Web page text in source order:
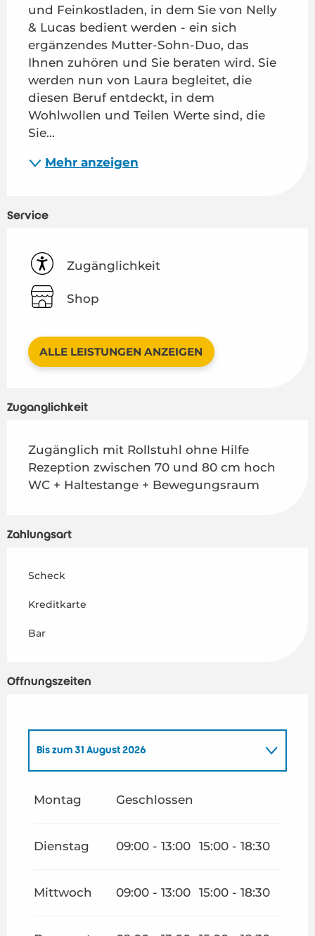
und Feinkostladen, in dem Sie von Nelly
& Lucas bedient werden - ein sich
ergänzendes Mutter-Sohn-Duo, das
Ihnen zuhören und Sie beraten wird. Sie
werden nun von Laura begleitet, die
diesen Beruf entdeckt, in dem
Wohlwollen und Teilen Werte sind, die
Sie...
Mehr anzeigen
Service
Zugänglichkeit
Shop
ALLE LEISTUNGEN ANZEIGEN
Zugänglichkeit
Zugänglich mit Rollstuhl ohne Hilfe
Rezeption zwischen 70 und 80 cm hoch
WC + Haltestange + Bewegungsraum
Zahlungsart
Scheck
Kreditkarte
Bar
Öffnungszeiten
Bis zum 31 August 2026
Montag Geschlossen
Dienstag 09:00 - 13:00 15:00 - 18:30
Mittwoch 09:00 - 13:00 15:00 - 18:30